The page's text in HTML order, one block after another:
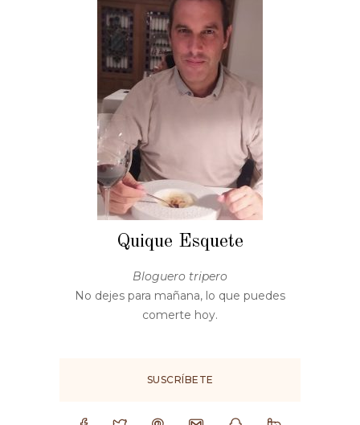
Quique Esquete
Bloguero tripero
No dejes para mañana, lo que puedes
comerte hoy.
SUSCRÍBETE